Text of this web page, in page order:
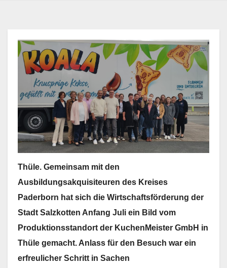
Thüle. Gemeinsam mit den
Ausbildungsakquisiteuren des Kreises
Paderborn hat sich die Wirtschaftsförderung der
Stadt Salzkotten Anfang Juli ein Bild vom
Produktionsstandort der KuchenMeister GmbH in
Thüle gemacht. Anlass für den Besuch war ein
erfreulicher Schritt in Sachen